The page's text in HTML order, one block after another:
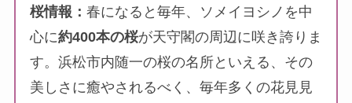
桜情報： 春になると毎年、ソメイヨシノを中
心に約400本の桜が天守閣の周辺に咲き誇りま
す。浜松市内随一の桜の名所といえる、その
美しさに癒やされるべく、毎年多くの花見見